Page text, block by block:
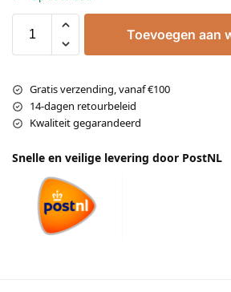
Toevoegen aan
Gratis verzending, vanaf €100
14-dagen retourbeleid
Kwaliteit gegarandeerd
Snelle en veilige levering door PostNL